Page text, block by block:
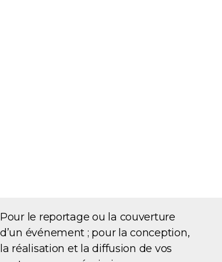
Pour le reportage ou la couverture
d’un événement ; pour la conception,
la réalisation et la diffusion de vos